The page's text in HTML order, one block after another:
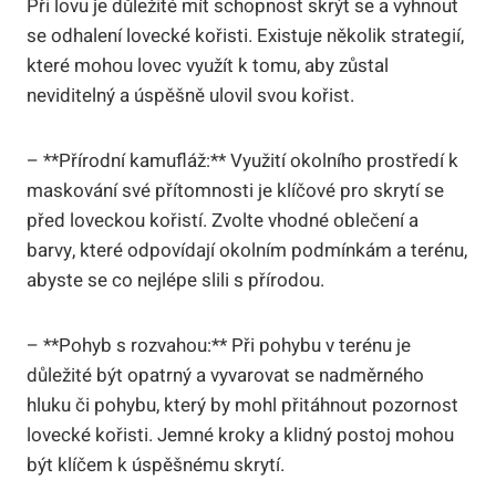
Při lovu je důležité mít schopnost skrýt se a vyhnout
se odhalení lovecké kořisti. Existuje několik strategií,
které mohou lovec využít k tomu, aby zůstal
neviditelný a úspěšně ulovil svou kořist.
– **Přírodní kamufláž:** Využití okolního prostředí k
maskování své přítomnosti je klíčové pro skrytí se
před loveckou kořistí. Zvolte vhodné oblečení a
barvy, které odpovídají okolním podmínkám a terénu,
abyste se co nejlépe slili s přírodou.
– **Pohyb s rozvahou:** Při pohybu v terénu je
důležité být opatrný a vyvarovat se nadměrného
hluku či pohybu, který by mohl přitáhnout pozornost
lovecké kořisti. Jemné kroky a klidný postoj mohou
být klíčem k úspěšnému skrytí.